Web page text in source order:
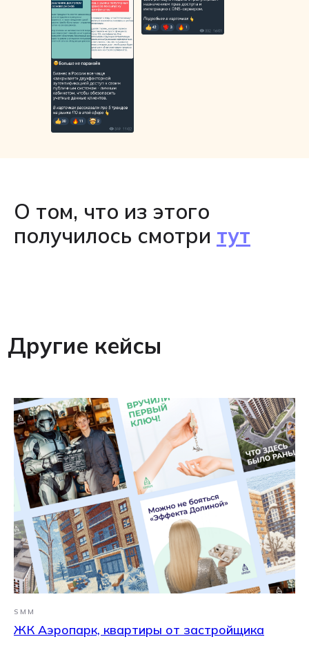
О том, что из этого
получилось смотри тут
Другие кейсы
SMM
ЖК Аэропарк, квартиры от застройщика